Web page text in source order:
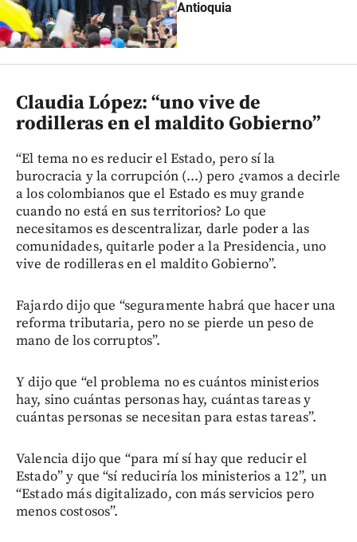
Antioquia
Claudia López: “uno vive de
rodilleras en el maldito Gobierno”
“El tema no es reducir el Estado, pero sí la
burocracia y la corrupción (...) pero ¿vamos a decirle
a los colombianos que el Estado es muy grande
cuando no está en sus territorios? Lo que
necesitamos es descentralizar, darle poder a las
comunidades, quitarle poder a la Presidencia, uno
vive de rodilleras en el maldito Gobierno”.
Fajardo dijo que “seguramente habrá que hacer una
reforma tributaria, pero no se pierde un peso de
mano de los corruptos”.
Y dijo que “el problema no es cuántos ministerios
hay, sino cuántas personas hay, cuántas tareas y
cuántas personas se necesitan para estas tareas”.
Valencia dijo que “para mí sí hay que reducir el
Estado” y que “sí reduciría los ministerios a 12”, un
“Estado más digitalizado, con más servicios pero
menos costosos”.